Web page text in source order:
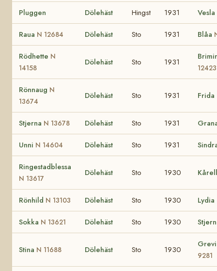
Pluggen Dölehäst Hingst 1931 Vesla
Raua N 12684 Dölehäst Sto 1931 Blåa
Rödhette N
14158
Dölehäst Sto 1931
12423
Rönnaug N
13674
Dölehäst Sto 1931 Frida
Stjerna N 13678 Dölehäst Sto 1931
Unni N 14604 Dölehäst Sto 1931
Ringestadblessa
N 13617
Dölehäst Sto 1930
Rönhild N 13103 Dölehäst Sto 1930 Lydia
Sokka N 13621 Dölehäst Sto 1930
Stina N 11688 Dölehäst Sto 1930
9281